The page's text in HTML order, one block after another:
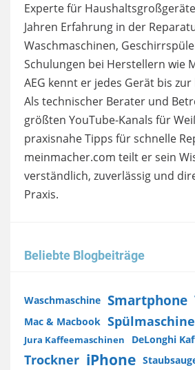
Experte für
Jahren Erfahrung in der
Waschmaschinen,
Schulungen bei Herstellern wie
AEG kennt er jedes Gerät bis
Als technischer Berater und
größten YouTube-Kanals für
praxisnahe Tipps für schnelle
meinmacher.com teilt er sein
verständlich, zuverlässig und
Praxis.
Beliebte Blogbeiträge
Waschmaschine Smartphone
Mac & Macbook Spülmaschine
Jura Kaffeemaschinen DeLonghi
Trockner iPhone